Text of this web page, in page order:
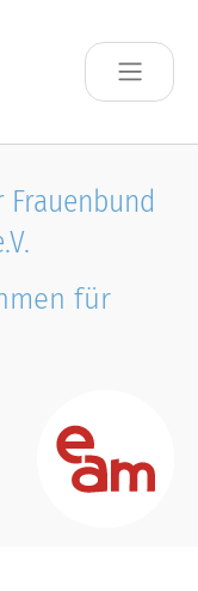
Frauenbund
für